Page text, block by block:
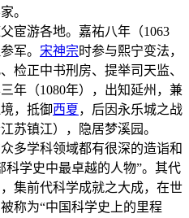
。
宦游各地。嘉祐八年（1063
军。 宋神宗时参与熙宁变法，
检正中书刑房、提举司天监、
年（1080年），出知延州，兼
，抵御西夏 ，后因永乐城之战
苏镇江），隐居梦溪园。
多学科领域都有很深的造诣和
科学史中最卓越的人物”。其代
集前代科学成就之大成，在世
称为“中国科学史上的里程